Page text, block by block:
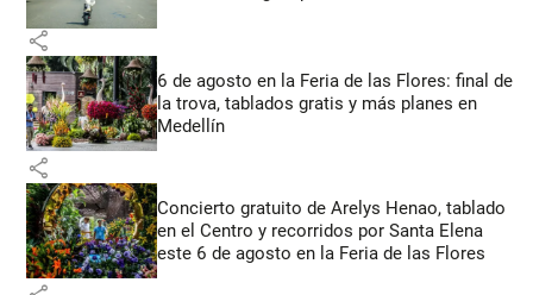
share
6 de agosto en la Feria de las Flores: final de
la trova, tablados gratis y más planes en
Medellín
share
Concierto gratuito de Arelys Henao, tablado
en el Centro y recorridos por Santa Elena
este 6 de agosto en la Feria de las Flores